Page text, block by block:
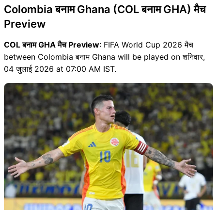
Colombia बनाम Ghana (COL बनाम GHA) मैच
Preview
COL बनाम GHA मैच Preview: FIFA World Cup 2026 मैच
between Colombia बनाम Ghana will be played on शनिवार,
04 जुलाई 2026 at 07:00 AM IST.